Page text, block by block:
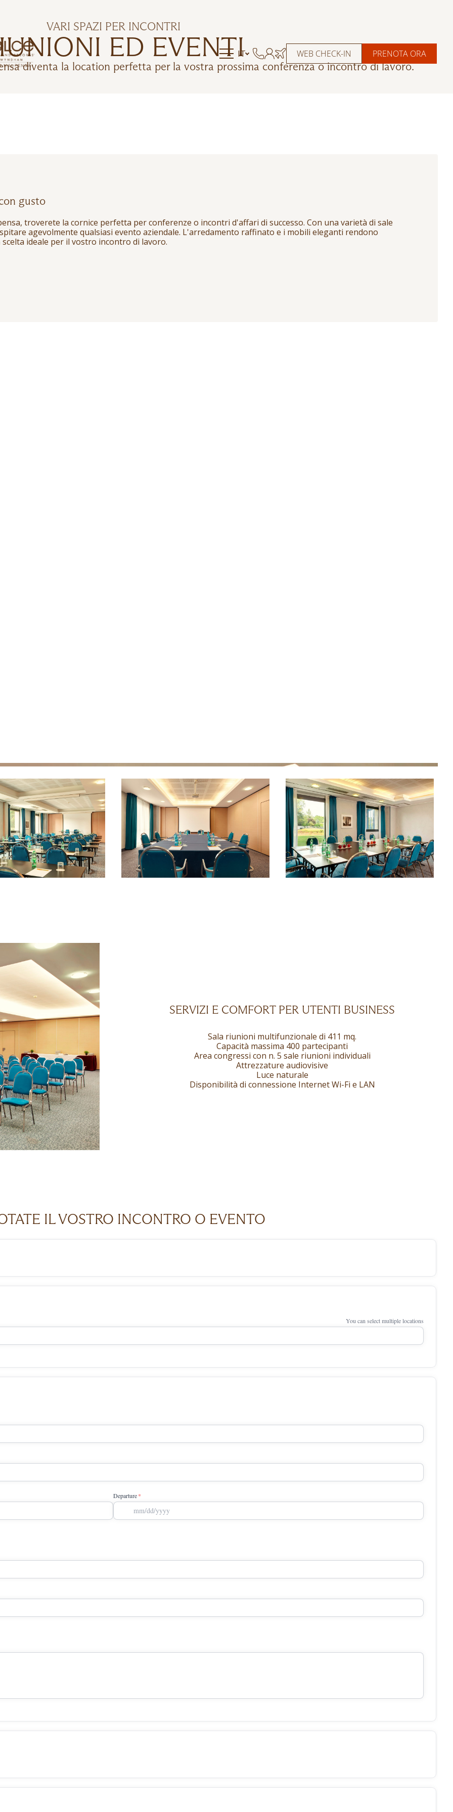
IT WEB CHECK-IN PRENOTA ORA
VARI SPAZI PER INCONTRI
ED EVENTI
diventa la location perfetta per la vostra prossima conferenza o incontro di lavoro.
gusto
troverete la cornice perfetta per conferenze o incontri d'affari di successo. Con una varietà di sale
agevolmente qualsiasi evento aziendale. L'arredamento raffinato e i mobili eleganti rendono
ideale per il vostro incontro di lavoro.
SERVIZI E COMFORT PER UTENTI BUSINESS
Sala riunioni multifunzionale di 411 mq.
Capacità massima 400 partecipanti
Area congressi con n. 5 sale riunioni individuali
Attrezzature audiovisive
Luce naturale
Disponibilità di connessione Internet Wi-Fi e LAN
IL VOSTRO INCONTRO O EVENTO